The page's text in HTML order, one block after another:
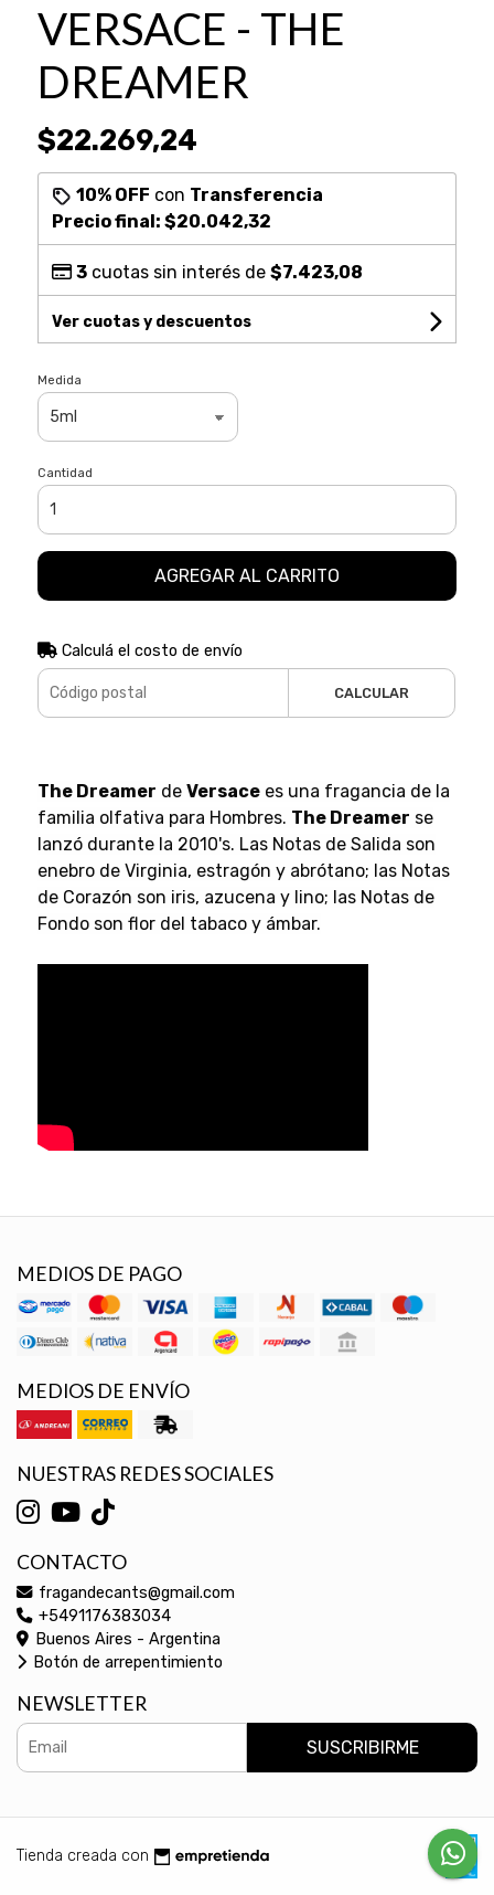
VERSACE - THE
DREAMER
$22.269,24
10% OFF con Transferencia
Precio final: $20.042,32
3cuotas sin interés de $7.423,08
Ver cuotas y descuentos
Medida
Cantidad
AGREGAR AL CARRITO
Calculá el costo de envío
CALCULAR
The Dreamer de Versacees una fragancia de la
familia olfativa para Hombres. The Dreamer se
lanzó durante la 2010's. Las Notas de Salida son
enebro de Virginia, estragón y abrótano; las Notas
de Corazón son iris, azucena y lino; las Notas de
Fondo son flor del tabaco y ámbar.
MEDIOS DE PAGO
MEDIOS DE ENVÍO
NUESTRAS REDES SOCIALES
CONTACTO
fragandecants@gmail.com
+5491176383034
Buenos Aires - Argentina
Botón de arrepentimiento
NEWSLETTER
SUSCRIBIRME
Tienda creada con